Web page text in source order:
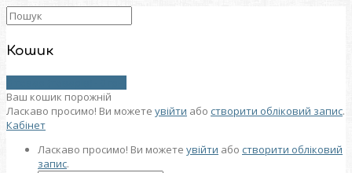
Кошик
Ваш кошик порожній
Ласкаво просимо! Ви можете увійти або створити обліковий запис.
Кабінет
Ласкаво просимо! Ви можете увійти або створити обліковий
запис.